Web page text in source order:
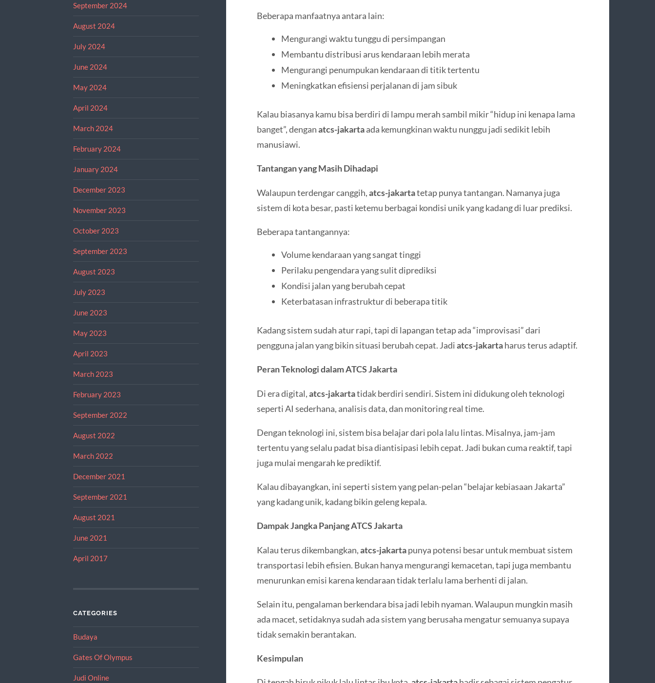
September 2024
August 2024
July 2024
June 2024
May 2024
April 2024
March 2024
February 2024
January 2024
December 2023
November 2023
October 2023
September 2023
August 2023
July 2023
June 2023
May 2023
April 2023
March 2023
February 2023
September 2022
August 2022
March 2022
December 2021
September 2021
August 2021
June 2021
April 2017
CATEGORIES
Budaya
Gates Of Olympus
Judi Online
Beberapa manfaatnya antara lain:
Mengurangi waktu tunggu di persimpangan
Membantu distribusi arus kendaraan lebih merata
Mengurangi penumpukan kendaraan di titik tertentu
Meningkatkan efisiensi perjalanan di jam sibuk
Kalau biasanya kamu bisa berdiri di lampu merah sambil mikir “hidup ini kenapa lama
banget”, denganatcs-jakartaada kemungkinan waktu nunggu jadi sedikit lebih
manusiawi.
Tantangan yang Masih Dihadapi
Walaupun terdengar canggih,atcs-jakartatetap punya tantangan. Namanya juga
sistem di kota besar, pasti ketemu berbagai kondisi unik yang kadang di luar prediksi.
Beberapa tantangannya:
Volume kendaraan yang sangat tinggi
Perilaku pengendara yang sulit diprediksi
Kondisi jalan yang berubah cepat
Keterbatasan infrastruktur di beberapa titik
Kadang sistem sudah atur rapi, tapi di lapangan tetap ada “improvisasi” dari
pengguna jalan yang bikin situasi berubah cepat. Jadiatcs-jakartaharus terus adaptif.
Peran Teknologi dalam ATCS Jakarta
Di era digital,atcs-jakartatidak berdiri sendiri. Sistem ini didukung oleh teknologi
seperti AI sederhana, analisis data, dan monitoring real time.
Dengan teknologi ini, sistem bisa belajar dari pola lalu lintas. Misalnya, jam-jam
tertentu yang selalu padat bisa diantisipasi lebih cepat. Jadi bukan cuma reaktif, tapi
juga mulai mengarah ke prediktif.
Kalau dibayangkan, ini seperti sistem yang pelan-pelan “belajar kebiasaan Jakarta”
yang kadang unik, kadang bikin geleng kepala.
Dampak Jangka Panjang ATCS Jakarta
Kalau terus dikembangkan,atcs-jakartapunya potensi besar untuk membuat sistem
transportasi lebih efisien. Bukan hanya mengurangi kemacetan, tapi juga membantu
menurunkan emisi karena kendaraan tidak terlalu lama berhenti di jalan.
Selain itu, pengalaman berkendara bisa jadi lebih nyaman. Walaupun mungkin masih
ada macet, setidaknya sudah ada sistem yang berusaha mengatur semuanya supaya
tidak semakin berantakan.
Kesimpulan